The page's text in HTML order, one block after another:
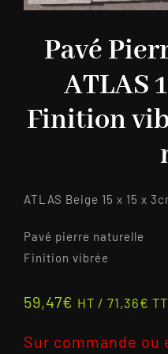
Pavé
ATLAS
Finition
ATLAS Beige 15 x 15 x
Pavé pierre naturelle
Finition vibrée
59,47€ HT / 71,36€
Sur commande ou